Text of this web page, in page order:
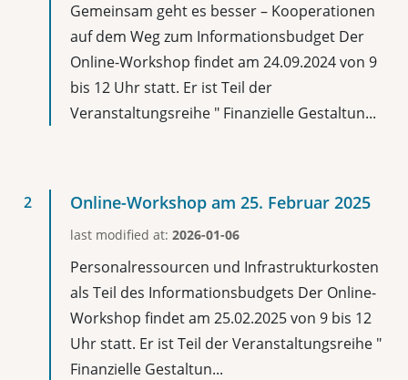
Gemeinsam geht es besser – Kooperationen
auf dem Weg zum Informationsbudget Der
Online-Workshop findet am 24.09.2024 von 9
bis 12 Uhr statt. Er ist Teil der
Veranstaltungsreihe " Finanzielle Gestaltun...
Online-Workshop am 25. Februar 2025
last modified at: 2026-01-06
Personalressourcen und Infrastrukturkosten
als Teil des Informationsbudgets Der Online-
Workshop findet am 25.02.2025 von 9 bis 12
Uhr statt. Er ist Teil der Veranstaltungsreihe "
Finanzielle Gestaltun...